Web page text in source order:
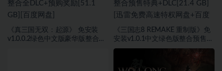
《真三国无双：起源》 免安装
v1.0.0.2绿色中文版豪华版整合全
《三国志8 REMAKE 重制版》免
安装v1.0.1中文绿色版整合预售特
典+DLC[21.4 GB][迅雷免费高速